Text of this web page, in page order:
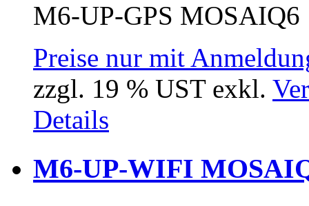
M6-UP-GPS MOSAIQ6
Preise nur mit
zzgl. 19 % UST exkl.
Details
M6-UP-WIFI